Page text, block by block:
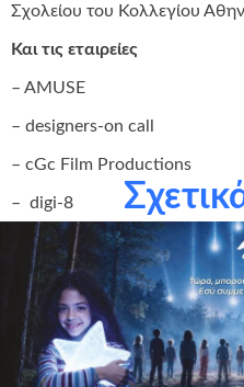
Σχολείου του Κολλεγίου
Και τις εταιρείες
– ΑMUSE
– designers-on call
– cGc Film Productions
– digi-8
– GoD
– Tempo OMD
– Touchpoint Strategies
για την πολύτιμη και συνεχή